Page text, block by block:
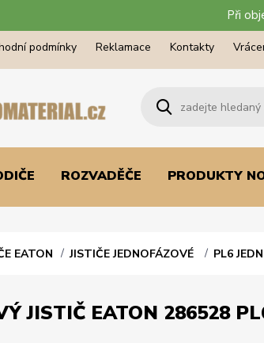
Při
podmínky Reklamace Kontakty
ROZVADĚČE PRODUKTY
EATON JISTIČE JEDNOFÁZOVÉ PL6
JISTIČ EATON 286528